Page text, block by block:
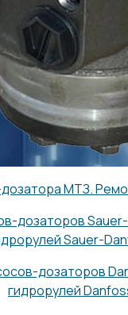
МТЗ.
дозаторов
Sauer-
дозаторов
гидрорулей